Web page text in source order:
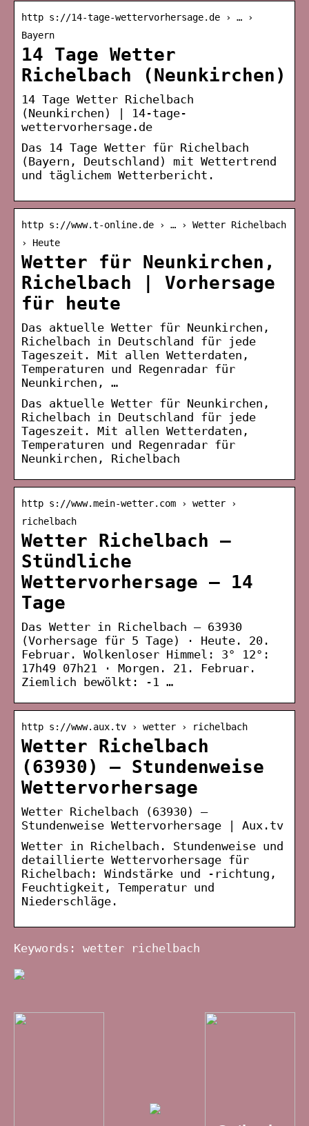
http s://14-tage-wettervorhersage.de › … ›
Bayern
14 Tage Wetter
Richelbach (Neunkirchen)
14 Tage Wetter Richelbach
(Neunkirchen) | 14-tage-
wettervorhersage.de
Das 14 Tage Wetter für Richelbach
(Bayern, Deutschland) mit Wettertrend
und täglichem Wetterbericht.
http s://www.t-online.de › … › Wetter Richelbach
› Heute
Wetter für Neunkirchen,
Richelbach | Vorhersage
für heute
Das aktuelle Wetter für Neunkirchen,
Richelbach in Deutschland für jede
Tageszeit. Mit allen Wetterdaten,
Temperaturen und Regenradar für
Neunkirchen, …
Das aktuelle Wetter für Neunkirchen,
Richelbach in Deutschland für jede
Tageszeit. Mit allen Wetterdaten,
Temperaturen und Regenradar für
Neunkirchen, Richelbach
http s://www.mein-wetter.com › wetter ›
richelbach
Wetter Richelbach –
Stündliche
Wettervorhersage – 14
Tage
Das Wetter in Richelbach – 63930
(Vorhersage für 5 Tage) · Heute. 20.
Februar. Wolkenloser Himmel: 3° 12°:
17h49 07h21 · Morgen. 21. Februar.
Ziemlich bewölkt: -1 …
http s://www.aux.tv › wetter › richelbach
Wetter Richelbach
(63930) – Stundenweise
Wettervorhersage
Wetter Richelbach (63930) –
Stundenweise Wettervorhersage | Aux.tv
Wetter in Richelbach. Stundenweise und
detaillierte Wettervorhersage für
Richelbach: Windstärke und -richtung,
Feuchtigkeit, Temperatur und
Niederschläge.
Keywords: wetter richelbach